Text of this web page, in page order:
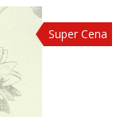
Super Cena